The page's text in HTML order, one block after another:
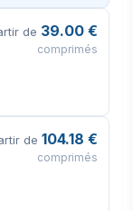
Il a la
peut
de 39.00 €
comprimés
de 104.18 €
comprimés